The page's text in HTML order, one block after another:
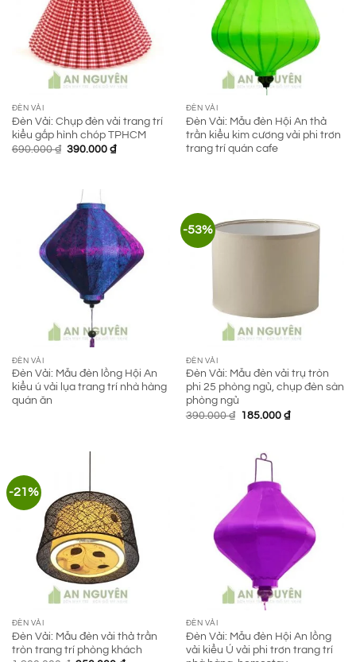
ĐÈN VẢI
Đèn Vải: Chụp đèn vải trang trí
kiểu gấp hình chóp TPHCM
690.000₫ Giá
390.000 ₫Giá
ĐÈN VẢI
Đèn Vải: Mẫu đèn Hội An thả
trần kiểu kim cương vải phi trơn
trang trí quán cafe
ĐÈN VẢI
Đèn Vải: Mẫu đèn lồng Hội An
kiểu ú vải lụa trang trí nhà hàng
quán ăn
-53%
ĐÈN VẢI
Đèn Vải: Mẫu đèn vải trụ tròn
phi 25 phòng ngủ, chụp đèn sàn
phòng ngủ
390.000₫ Giá
185.000 ₫Giá
-21%
ĐÈN VẢI
Đèn Vải: Mẫu đèn vải thả trần
tròn trang trí phòng khách
ĐÈN VẢI
Đèn Vải: Mẫu đèn Hội An lồng
vải kiểu Ú vải phi trơn trang trí